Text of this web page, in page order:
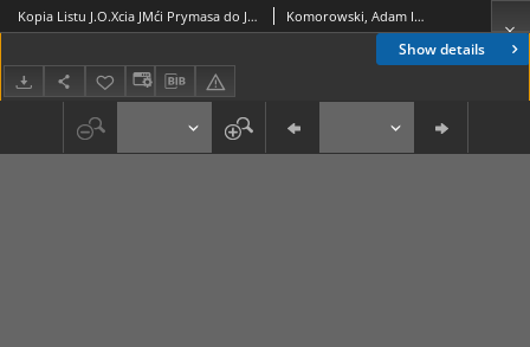
Show details
Kopia Listu J.O.Xcia JMći Prymasa do J.W. Jmći Pana Woiewody Krakowskiego Hetmana W.K. z Skierniewic die 25. Februarij 1754 Komorowski, Adam Ignacy (1699-1759)